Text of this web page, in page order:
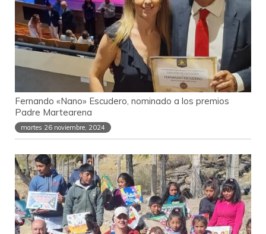
Fernando «Nano» Escudero, nominado a los premios
Padre Martearena
martes 26 noviembre, 2024